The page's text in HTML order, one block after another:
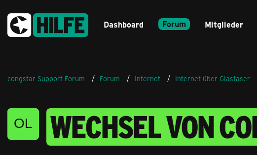
Dashboard Forum Mitglieder
congstar Support Forum Forum Internet Internet über Glasfaser
WECHSEL VON